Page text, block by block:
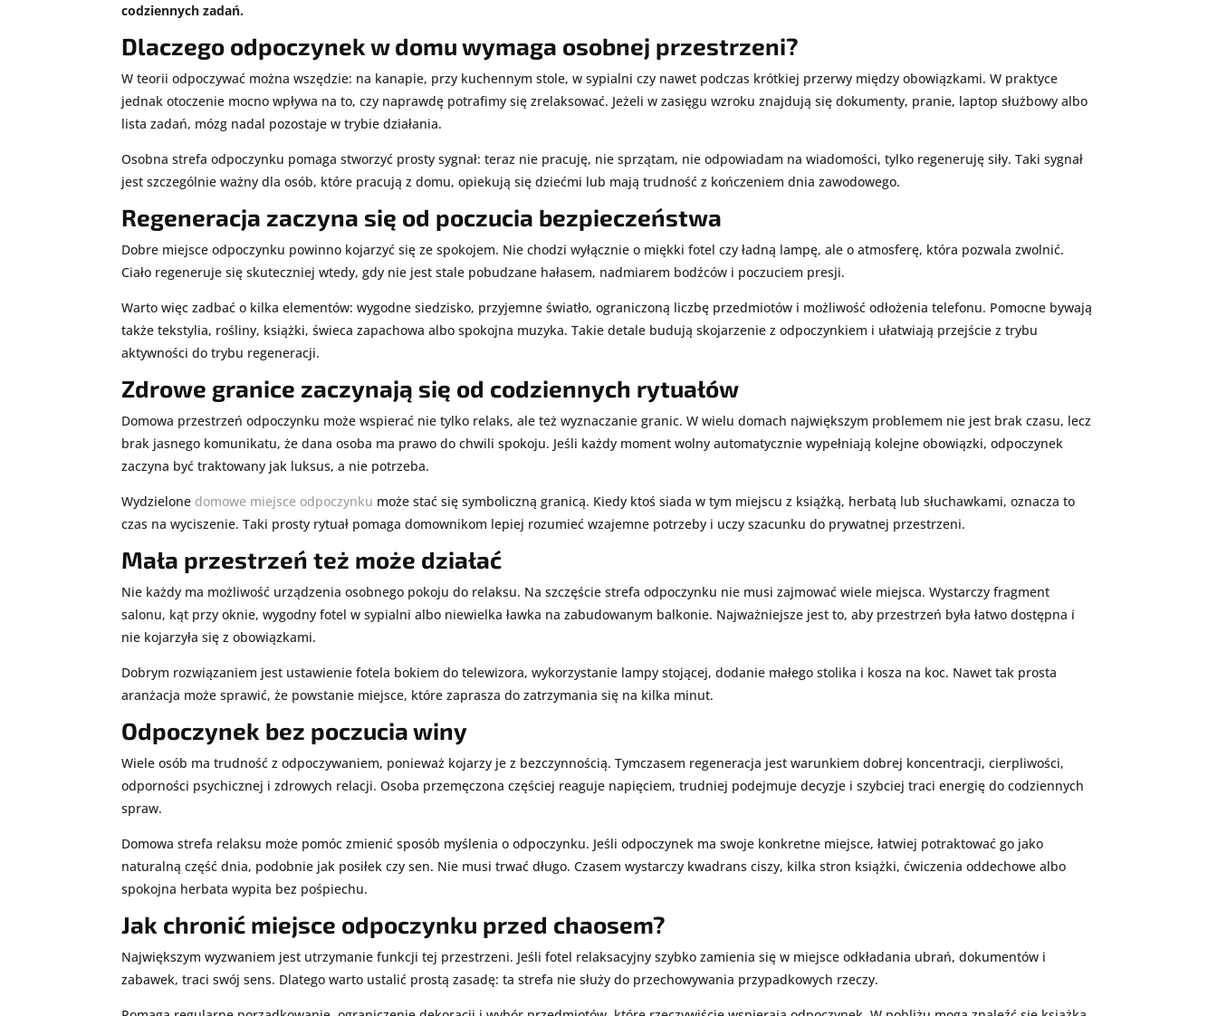
codziennych zadań.
Dlaczego odpoczynek w domu wymaga osobnej przestrzeni?
W teorii odpoczywać można wszędzie: na kanapie, przy kuchennym stole, w sypialni czy nawet podczas krótkiej przerwy między obowiązkami. W praktyce
jednak otoczenie mocno wpływa na to, czy naprawdę potrafimy się zrelaksować. Jeżeli w zasięgu wzroku znajdują się dokumenty, pranie, laptop służbowy albo
lista zadań, mózg nadal pozostaje w trybie działania.
Osobna strefa odpoczynku pomaga stworzyć prosty sygnał: teraz nie pracuję, nie sprzątam, nie odpowiadam na wiadomości, tylko regeneruję siły. Taki sygnał
jest szczególnie ważny dla osób, które pracują z domu, opiekują się dziećmi lub mają trudność z kończeniem dnia zawodowego.
Regeneracja zaczyna się od poczucia bezpieczeństwa
Dobre miejsce odpoczynku powinno kojarzyć się ze spokojem. Nie chodzi wyłącznie o miękki fotel czy ładną lampę, ale o atmosferę, która pozwala zwolnić.
Ciało regeneruje się skuteczniej wtedy, gdy nie jest stale pobudzane hałasem, nadmiarem bodźców i poczuciem presji.
Warto więc zadbać o kilka elementów: wygodne siedzisko, przyjemne światło, ograniczoną liczbę przedmiotów i możliwość odłożenia telefonu. Pomocne bywają
także tekstylia, rośliny, książki, świeca zapachowa albo spokojna muzyka. Takie detale budują skojarzenie z odpoczynkiem i ułatwiają przejście z trybu
aktywności do trybu regeneracji.
Zdrowe granice zaczynają się od codziennych rytuałów
Domowa przestrzeń odpoczynku może wspierać nie tylko relaks, ale też wyznaczanie granic. W wielu domach największym problemem nie jest brak czasu, lecz
brak jasnego komunikatu, że dana osoba ma prawo do chwili spokoju. Jeśli każdy moment wolny automatycznie wypełniają kolejne obowiązki, odpoczynek
zaczyna być traktowany jak luksus, a nie potrzeba.
Wydzielone domowe miejsce odpoczynku może stać się symboliczną granicą. Kiedy ktoś siada w tym miejscu z książką, herbatą lub słuchawkami, oznacza to
czas na wyciszenie. Taki prosty rytuał pomaga domownikom lepiej rozumieć wzajemne potrzeby i uczy szacunku do prywatnej przestrzeni.
Mała przestrzeń też może działać
Nie każdy ma możliwość urządzenia osobnego pokoju do relaksu. Na szczęście strefa odpoczynku nie musi zajmować wiele miejsca. Wystarczy fragment
salonu, kąt przy oknie, wygodny fotel w sypialni albo niewielka ławka na zabudowanym balkonie. Najważniejsze jest to, aby przestrzeń była łatwo dostępna i
nie kojarzyła się z obowiązkami.
Dobrym rozwiązaniem jest ustawienie fotela bokiem do telewizora, wykorzystanie lampy stojącej, dodanie małego stolika i kosza na koc. Nawet tak prosta
aranżacja może sprawić, że powstanie miejsce, które zaprasza do zatrzymania się na kilka minut.
Odpoczynek bez poczucia winy
Wiele osób ma trudność z odpoczywaniem, ponieważ kojarzy je z bezczynnością. Tymczasem regeneracja jest warunkiem dobrej koncentracji, cierpliwości,
odporności psychicznej i zdrowych relacji. Osoba przemęczona częściej reaguje napięciem, trudniej podejmuje decyzje i szybciej traci energię do codziennych
spraw.
Domowa strefa relaksu może pomóc zmienić sposób myślenia o odpoczynku. Jeśli odpoczynek ma swoje konkretne miejsce, łatwiej potraktować go jako
naturalną część dnia, podobnie jak posiłek czy sen. Nie musi trwać długo. Czasem wystarczy kwadrans ciszy, kilka stron książki, ćwiczenia oddechowe albo
spokojna herbata wypita bez pośpiechu.
Jak chronić miejsce odpoczynku przed chaosem?
Największym wyzwaniem jest utrzymanie funkcji tej przestrzeni. Jeśli fotel relaksacyjny szybko zamienia się w miejsce odkładania ubrań, dokumentów i
zabawek, traci swój sens. Dlatego warto ustalić prostą zasadę: ta strefa nie służy do przechowywania przypadkowych rzeczy.